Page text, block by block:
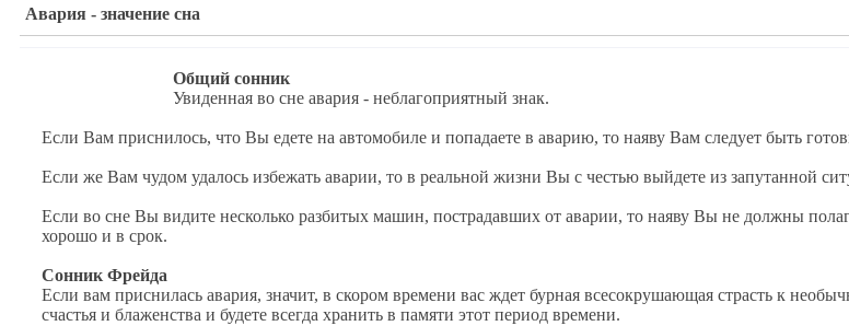
Авария - значение сна
Общий сонник
Увиденная во сне авария - неблагоприятный знак.
Если Вам приснилось, что Вы едете на автомобиле и попадаете в аварию, то наяву Вам следует быть
Если же Вам чудом удалось избежать аварии, то в реальной жизни Вы с честью выйдете из запутанной
Если во сне Вы видите несколько разбитых машин, пострадавших от аварии, то наяву Вы не должны
хорошо и в срок.
Сонник Фрейда
Если вам приснилась авария, значит, в скором времени вас ждет бурная всесокрушающая страсть к
счастья и блаженства и будете всегда хранить в памяти этот период времени.